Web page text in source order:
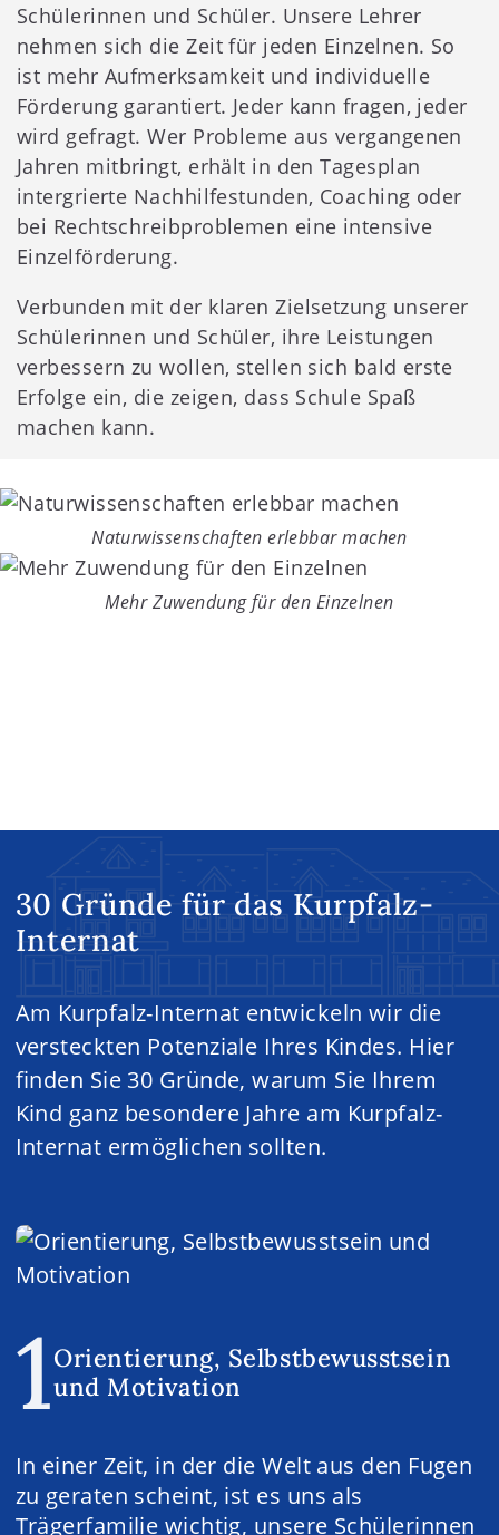
Schülerinnen und Schüler. Unsere Lehrer
nehmen sich die Zeit für jeden Einzelnen. So
ist mehr Aufmerksamkeit und individuelle
Förderung garantiert. Jeder kann fragen, jeder
wird gefragt. Wer Probleme aus vergangenen
Jahren mitbringt, erhält in den Tagesplan
intergrierte Nachhilfestunden, Coaching oder
bei Rechtschreibproblemen eine intensive
Einzelförderung.
Verbunden mit der klaren Zielsetzung unserer
Schülerinnen und Schüler, ihre Leistungen
verbessern zu wollen, stellen sich bald erste
Erfolge ein, die zeigen, dass Schule Spaß
machen kann.
Naturwissenschaften erlebbar machen
Mehr Zuwendung für den Einzelnen
30 Gründe für das Kurpfalz-
Internat
Am Kurpfalz-Internat entwickeln wir die
versteckten Potenziale Ihres Kindes. Hier
finden Sie 30 Gründe, warum Sie Ihrem
Kind ganz besondere Jahre am Kurpfalz-
Internat ermöglichen sollten.
1Orientierung, Selbstbewusstsein
und Motivation
In einer Zeit, in der die Welt aus den Fugen
zu geraten scheint, ist es uns als
Trägerfamilie wichtig, unsere Schülerinnen